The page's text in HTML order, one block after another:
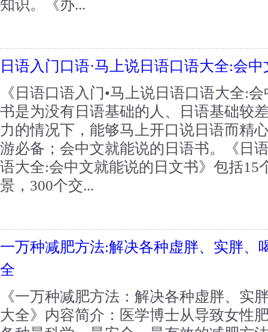
知识。《办...
日语入门口语·马上说日语口语大全:会
《日语口语入门•马上说日语口语大全:
书是为没有日语基础的人、日语基础较
力的情况下，能够马上开口说日语而精
游必备；会中文就能说的日语书。《日
语大全:会中文就能说的日文书》包括15
景，300个交...
一万种减肥方法:解决各种虚胖、实胖、
全
《一万种减肥方法：解决各种虚胖、实
大全》内容简介：医学博士从导致女性